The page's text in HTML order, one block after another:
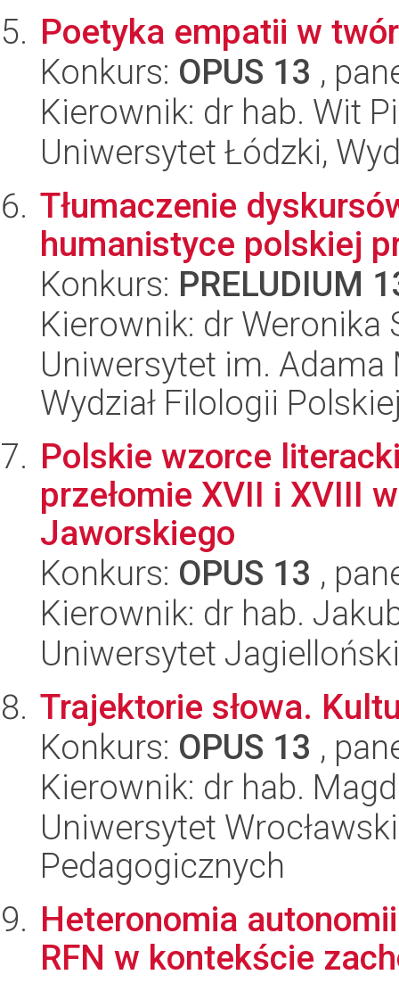
Poetyka empatii w
Konkurs: OPUS 13 ,
Kierownik: dr hab. Wit
Uniwersytet Łódzki,
Tłumaczenie
humanistyce polskiej
Konkurs: PRELUDIUM
Kierownik: dr Weronika
Uniwersytet im.
Wydział Filologii
Polskie wzorce
przełomie XVII i XVIII
Jaworskiego
Konkurs: OPUS 13 ,
Kierownik: dr hab.
Uniwersytet
Trajektorie słowa.
Konkurs: OPUS 13 ,
Kierownik: dr hab.
Uniwersytet
Pedagogicznych
Heteronomia
RFN w kontekście